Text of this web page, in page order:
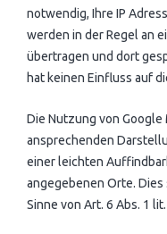
notwendig, Ihre IP
werden in der Regel an
übertragen und dort
hat keinen Einfluss auf
Die Nutzung von
ansprechenden
einer leichten
angegebenen Orte.
Sinne von Art. 6 Abs. 1 lit.